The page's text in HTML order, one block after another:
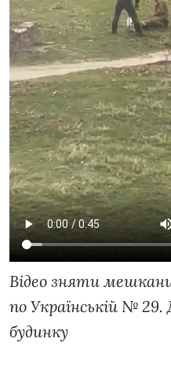
Відео зняти
по Українській №
будинку